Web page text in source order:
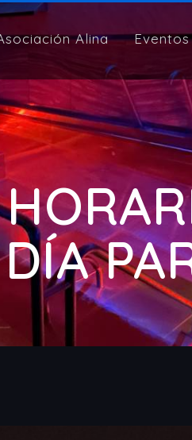
Alina Eventos